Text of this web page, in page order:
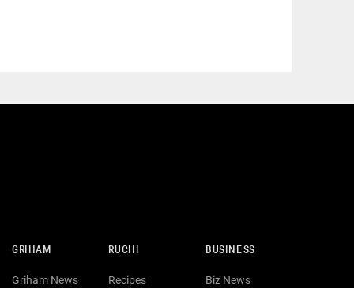
GRIHAM
Griham News
RUCHI
Recipes
BUSINESS
Biz News